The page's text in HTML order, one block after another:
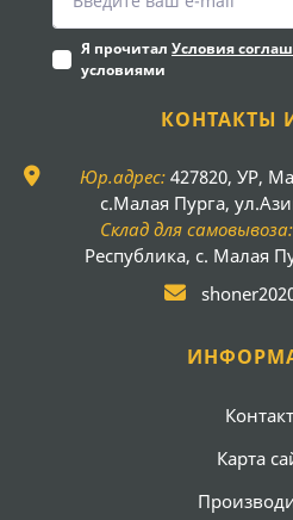
Я прочитал Условия
условиями
КОНТАКТЫ
Юр.адрес: 427820, УР,
с.Малая Пурга,
Склад для самовывоза:
Республика, с. Малая
Карта